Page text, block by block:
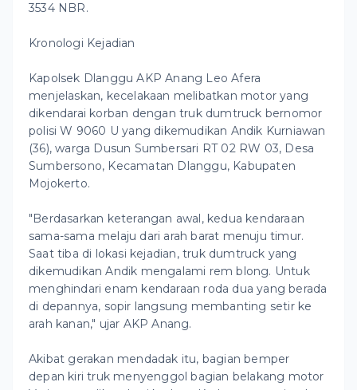
3534 NBR.
Kronologi Kejadian
Kapolsek Dlanggu AKP Anang Leo Afera
menjelaskan, kecelakaan melibatkan motor yang
dikendarai korban dengan truk dumtruck bernomor
polisi W 9060 U yang dikemudikan Andik Kurniawan
(36), warga Dusun Sumbersari RT 02 RW 03, Desa
Sumbersono, Kecamatan Dlanggu, Kabupaten
Mojokerto.
"Berdasarkan keterangan awal, kedua kendaraan
sama-sama melaju dari arah barat menuju timur.
Saat tiba di lokasi kejadian, truk dumtruck yang
dikemudikan Andik mengalami rem blong. Untuk
menghindari enam kendaraan roda dua yang berada
di depannya, sopir langsung membanting setir ke
arah kanan," ujar AKP Anang.
Akibat gerakan mendadak itu, bagian bemper
depan kiri truk menyenggol bagian belakang motor